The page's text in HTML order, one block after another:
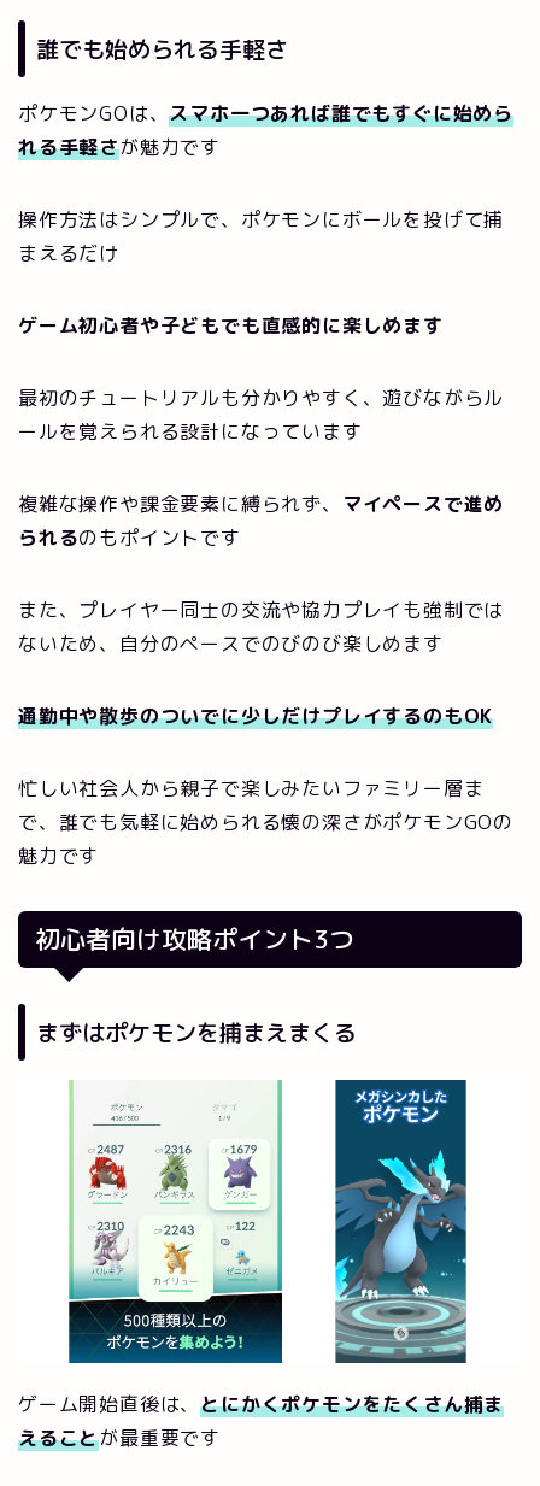
誰でも始められる手軽さ
ポケモンGOは、スマホ一つあれば誰でもすぐに始めら
れる手軽さが魅力です
操作方法はシンプルで、ポケモンにボールを投げて捕
まえるだけ
ゲーム初心者や子どもでも直感的に楽しめます
最初のチュートリアルも分かりやすく、遊びながらル
ールを覚えられる設計になっています
複雑な操作や課金要素に縛られず、 マイペースで進め
られるのもポイントです
また、プレイヤー同士の交流や協力プレイも強制では
ないため、自分のペースでのびのび楽しめます
通勤中や散歩のついでに少しだけプレイするのもOK
忙しい社会人から親子で楽しみたいファミリー層ま
で、誰でも気軽に始められる懐の深さがポケモンGOの
魅力です
初心者向け攻略ポイント3つ
まずはポケモンを捕まえまくる
ゲーム開始直後は、とにかくポケモンをたくさん捕ま
えることが最重要です